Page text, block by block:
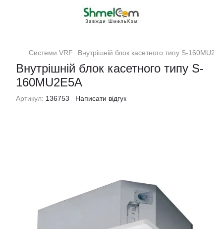
Системи VRF Внутрішній блок касетного типу S-
Внутрішній блок касетного типу S-
160MU2E5A
Артикул: 136753 Написати відгук